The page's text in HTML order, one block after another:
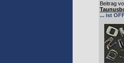
Beitrag
... ist